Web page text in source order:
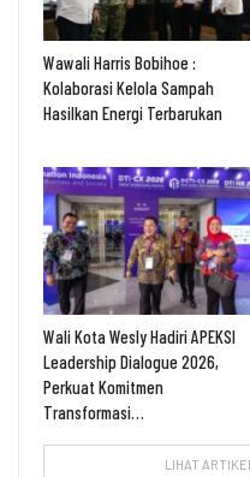
Wawali Harris Bobihoe :
Kolaborasi Kelola Sampah
Hasilkan Energi Terbarukan
Wali Kota Wesly Hadiri APEKSI
Leadership Dialogue 2026,
Perkuat Komitmen
Transformasi…
LIHAT